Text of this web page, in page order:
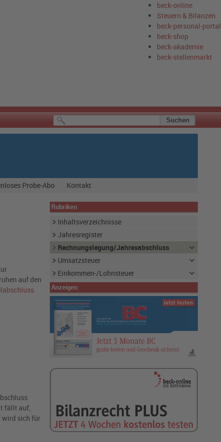
beck-online
Steuern & Bilanzen
beck-personal-portal
beck-shop
beck-akademie
beck-stellenmarkt
Probe-Abo Kontakt
auf den
fällt auf,
wird sich für
Rubriken
Inhaltsverzeichnisse
Jahresregister
Rechnungslegung/Jahresabschluss
Umsatzsteuer
Einkommen-/Lohnsteuer
Anzeigen